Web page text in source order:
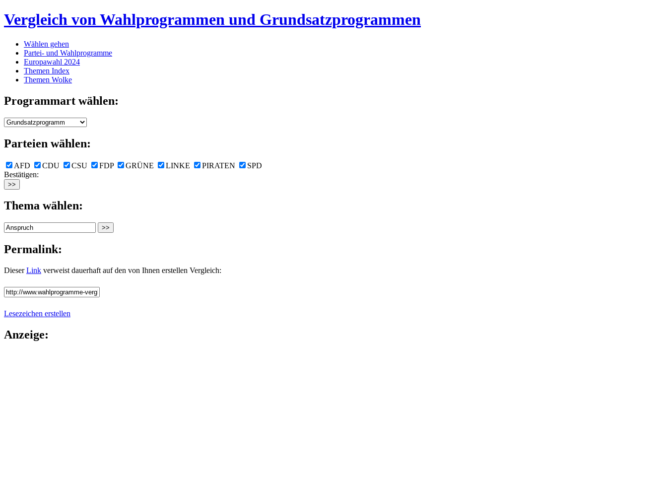
Vergleich von Wahlprogrammen und Grundsatzprogrammen
Wählen gehen
Partei- und Wahlprogramme
Europawahl 2024
Themen Index
Themen Wolke
Programmart wählen:
Parteien wählen:
AFD CDU CSU FDP GRÜNE LINKE PIRATEN
SPD
Bestätigen:
Thema wählen:
Permalink:
DieserLink verweist dauerhaft auf den von Ihnen erstellen Vergleich:
Lesezeichen erstellen
Anzeige: